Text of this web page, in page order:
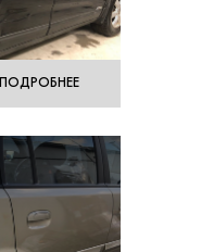
ПОДРОБНЕЕ